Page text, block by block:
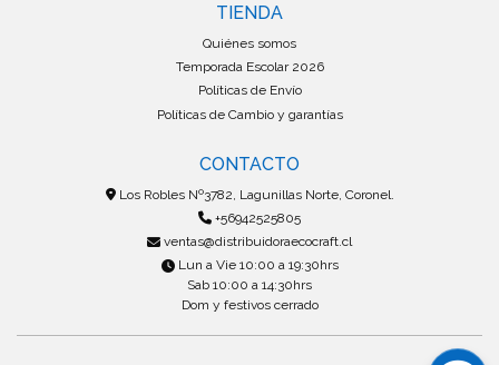
TIENDA
Quiénes somos
Temporada Escolar 2026
Políticas de Envío
Políticas de Cambio y garantías
CONTACTO
Los Robles Nº3782, Lagunillas Norte, Coronel.
+56942525805
ventas@distribuidoraecocraft.cl
Lun a Vie 10:00 a 19:30hrs
Sab 10:00 a 14:30hrs
Dom y festivos cerrado